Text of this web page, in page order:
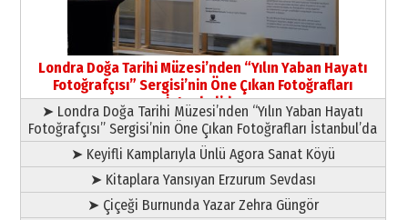
Yusuf POLAT
Şampiyonluk Sebahattin Şirin’e
yazar
11 Mayıs 2026 Pazartesi
Londra Doğa Tarihi Müzesi’nden “Yılın Yaban Hayatı
Fotoğrafçısı” Sergisi’nin Öne Çıkan Fotoğrafları
İstanbul’da
➤ Londra Doğa Tarihi Müzesi’nden “Yılın Yaban Hayatı
Fotoğrafçısı” Sergisi’nin Öne Çıkan Fotoğrafları İstanbul’da
➤ Keyifli Kamplarıyla Ünlü Agora Sanat Köyü
➤ Kitaplara Yansıyan Erzurum Sevdası
➤ Çiçeği Burnunda Yazar Zehra Güngör